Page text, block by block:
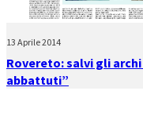
13 Aprile 2014
Rovereto: salvi gli
abbattuti”